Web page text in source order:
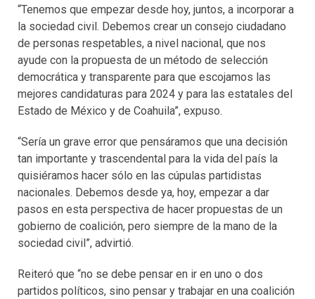
“Tenemos que empezar desde hoy, juntos, a incorporar a
la sociedad civil. Debemos crear un consejo ciudadano
de personas respetables, a nivel nacional, que nos
ayude con la propuesta de un método de selección
democrática y transparente para que escojamos las
mejores candidaturas para 2024 y para las estatales del
Estado de México y de Coahuila”, expuso.
“Sería un grave error que pensáramos que una decisión
tan importante y trascendental para la vida del país la
quisiéramos hacer sólo en las cúpulas partidistas
nacionales. Debemos desde ya, hoy, empezar a dar
pasos en esta perspectiva de hacer propuestas de un
gobierno de coalición, pero siempre de la mano de la
sociedad civil”, advirtió.
Reiteró que “no se debe pensar en ir en uno o dos
partidos políticos, sino pensar y trabajar en una coalición